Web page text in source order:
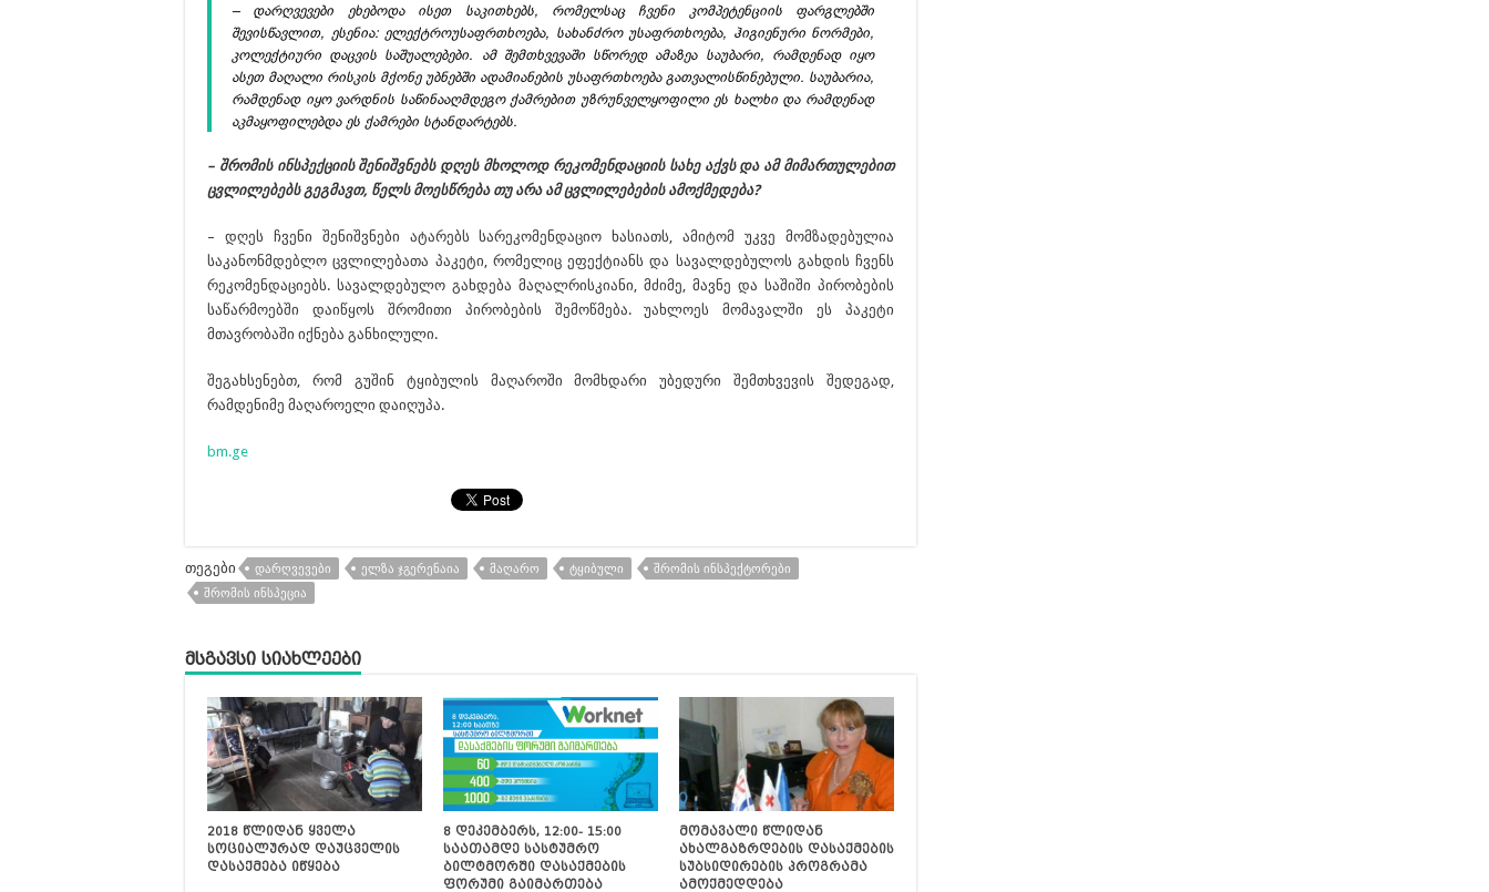
– დარღვევები ეხებოდა ისეთ საკითხებს, რომელსაც ჩვენი კომპეტენციის ფარგლებში
შევისწავლით, ესენია: ელექტროუსაფრთხოება, სახანძრო უსაფრთხოება, ჰიგიენური ნორმები,
კოლექტიური დაცვის საშუალებები. ამ შემთხვევაში სწორედ ამაზეა საუბარი, რამდენად იყო
ასეთ მაღალი რისკის მქონე უბნებში ადამიანების უსაფრთხოება გათვალისწინებული. საუბარია,
რამდენად იყო ვარდნის საწინააღმდეგო ქამრებით უზრუნველყოფილი ეს ხალხი და რამდენად
აკმაყოფილებდა ეს ქამრები სტანდარტებს.
– შრომის ინსპექციის შენიშვნებს დღეს მხოლოდ რეკომენდაციის სახე აქვს და ამ მიმართულებით
ცვლილებებს გეგმავთ, წელს მოესწრება თუ არა ამ ცვლილებების ამოქმედება?
– დღეს ჩვენი შენიშვნები ატარებს სარეკომენდაციო ხასიათს, ამიტომ უკვე მომზადებულია
საკანონმდებლო ცვლილებათა პაკეტი, რომელიც ეფექტიანს და სავალდებულოს გახდის ჩვენს
რეკომენდაციებს. სავალდებულო გახდება მაღალრისკიანი, მძიმე, მავნე და საშიში პირობების
საწარმოებში დაიწყოს შრომითი პირობების შემოწმება. უახლოეს მომავალში ეს პაკეტი
მთავრობაში იქნება განხილული.
შეგახსენებთ, რომ გუშინ ტყიბულის მაღაროში მომხდარი უბედური შემთხვევის შედეგად,
რამდენიმე მაღაროელი დაიღუპა.
bm.ge
თეგები ᲓᲐᲠᲦᲕᲔᲕᲔᲑᲘ ᲔᲚᲖᲐ ᲯᲒᲔᲠᲔᲜᲐᲘᲐ ᲛᲐᲦᲐᲠᲝ ᲢᲧᲘᲑᲣᲚᲘ
ᲨᲠᲝᲛᲘᲡ ᲘᲜᲡᲞᲔᲥᲢᲝᲠᲔᲑᲘ
ᲨᲠᲝᲛᲘᲡ ᲘᲜᲡᲞᲔᲪᲘᲐ
მსგავსი სიახლეები
2018 წლიდან ყველა
სოციალურად დაუცველის
დასაქმება იწყება
8 დეკემბერს, 12:00- 15:00
საათამდე სასტუმრო
ბილტმორში დასაქმების
ფორუმი გაიმართება
მომავალი წლიდან
ახალგაზრდების დასაქმების
სუბსიდირების პროგრამა
ამოქმედდება